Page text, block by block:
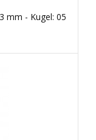
mm - Kugel: 05